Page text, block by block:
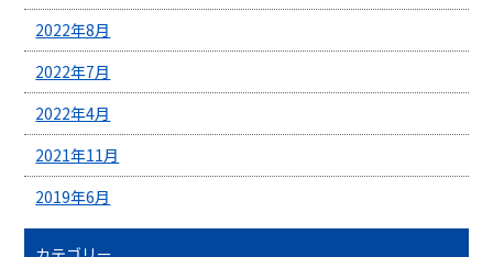
2022年8月
2022年7月
2022年4月
2021年11月
2019年6月